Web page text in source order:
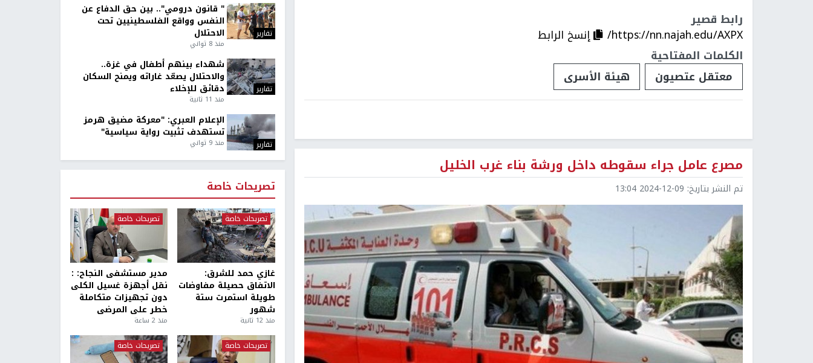
رابط قصير
https://nn.najah.edu/AXPX/
إنسخ الرابط
الكلمات المفتاحية
معتقل عتصيون
هيئة الأسرى
مصرع عامل جراء سقوطه داخل ورشة بناء غرب الخليل
تم النشر بتاريخ: 2024-12-09 13:04
تقارير
" قانون درومي".. بين حق الدفاع عن
النفس وواقع الفلسطينيين تحت
الاحتلال
منذ 8 ثواني
تقارير
شهداء بينهم أطفال في غزة..
والاحتلال يصعّد غاراته ويمنح السكان
دقائق للإخلاء
منذ 11 ثانية
تقارير
الإعلام العبري: "معركة مضيق هرمز
تستهدف تثبيت رواية سياسية"
منذ 9 ثواني
تصريحات خاصة
تصريحات خاصة
غازي حمد للشرق:
الاتفاق حصيلة مفاوضات
طويلة استمرت ستة
شهور
منذ 12 ثانية
تصريحات خاصة
مدير مستشفى النجاح: :
نقل أجهزة غسيل الكلى
دون تجهيزات متكاملة
خطر على المرضى
منذ 2 ساعة
تصريحات خاصة تصريحات خاصة